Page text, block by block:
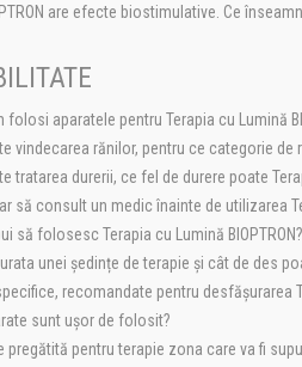
are efecte biostimulative. Ce
folosi aparatele pentru Terapia cu Lumină
vindecarea rănilor, pentru ce categorie de
tratarea durerii, ce fel de durere poate
să consult un medic înainte de utilizarea
să folosesc Terapia cu Lumină BIOPTRON?
unei ședințe de terapie și cât de des
recomandate pentru desfășurarea
sunt ușor de folosit?
pregătită pentru terapie zona care va fi